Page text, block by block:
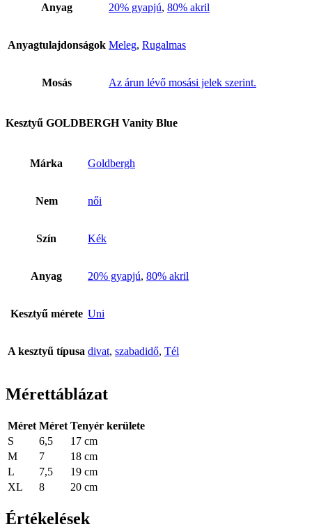
Anyag 20% gyapjú, 80% akril
Anyagtulajdonságok Meleg, Rugalmas
Mosás Az árun lévő mosási jelek szerint.
Kesztyű GOLDBERGH Vanity Blue
Márka Goldbergh
Nem női
Szín Kék
Anyag 20% gyapjú, 80% akril
Kesztyű mérete Uni
A kesztyű típusa divat, szabadidő, Tél
Mérettáblázat
Méret Méret Tenyér kerülete
S
6,5
17 cm
M
7
18 cm
L
7,5
19 cm
XL
8 20 cm
Értékelések